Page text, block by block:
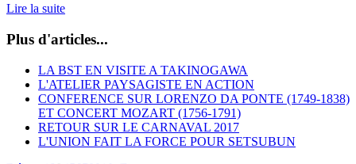
Lire la suite
Plus d'articles...
LA BST EN VISITE A TAKINOGAWA
L'ATELIER PAYSAGISTE EN ACTION
CONFERENCE SUR LORENZO DA PONTE (1749-1838)
ET CONCERT MOZART (1756-1791)
RETOUR SUR LE CARNAVAL 2017
L'UNION FAIT LA FORCE POUR SETSUBUN